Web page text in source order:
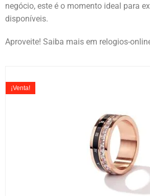
negócio, este é o momento ideal para
disponíveis.
Aproveite! Saiba mais em relogios-
¡Venta!